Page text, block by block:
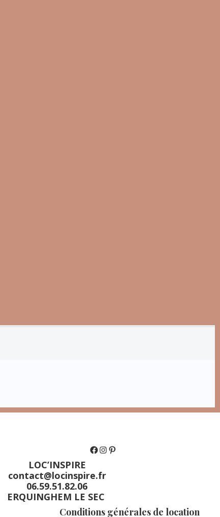
LOC’INSPIRE
contact@locinspire.fr
06.59.51.82.06
ERQUINGHEM LE SEC
Conditions générales de location